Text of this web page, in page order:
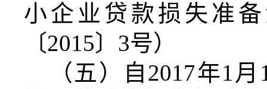
小企业贷款损失准
〔2015〕3号）
（五）自2017年1